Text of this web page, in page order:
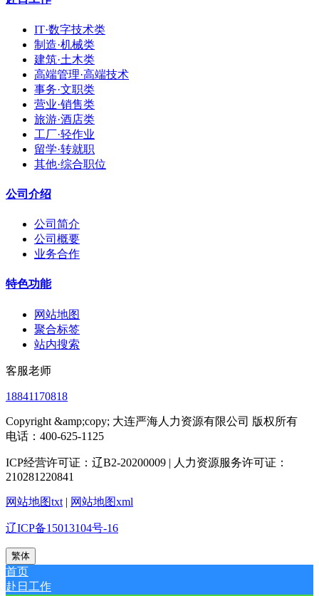
IT·数字技术类
制造·机械类
建筑·土木类
高端管理·高端技术
事务·文职类
营业·销售类
旅游·酒店类
工厂·轻作业
留学·转就职
其他·综合职位
公司介绍
公司简介
公司概要
业务合作
特色功能
网站地图
聚合标签
站内搜索
客服老师
18841170818
Copyright &amp;copy; 大连严海人力资源有限公司 版权所有
电话：400-625-1125
ICP经营许可证：辽B2-20200009 | 人力资源服务许可证：
210281220841
网站地图txt | 网站地图xml
辽ICP备15013104号-16
繁体
首页
赴日工作